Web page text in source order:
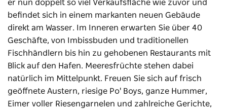
er nun doppelt so viel Verkaufsfläche wie zuvor und
befindet sich in einem markanten neuen Gebäude
direkt am Wasser. Im Inneren erwarten Sie über 40
Geschäfte, von Imbissbuden und traditionellen
Fischhändlern bis hin zu gehobenen Restaurants mit
Blick auf den Hafen. Meeresfrüchte stehen dabei
natürlich im Mittelpunkt. Freuen Sie sich auf frisch
geöffnete Austern, riesige Po' Boys, ganze Hummer,
Eimer voller Riesengarnelen und zahlreiche Gerichte,